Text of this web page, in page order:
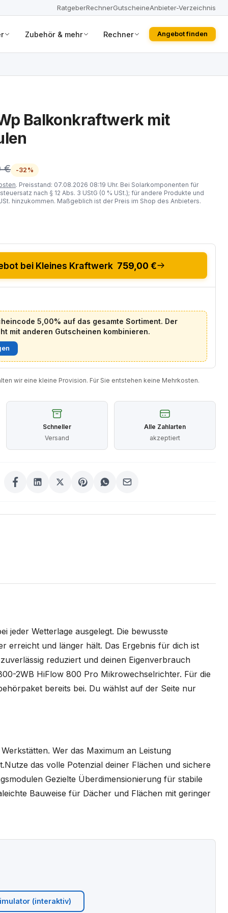
RatgeberRechnerGutscheineAnbieter-Verzeichnis
Zubehör & mehr Rechner Angebot finden
Balkonkraftwerk mit
€
-32%
. Preisstand: 07.08.2026 08:19 Uhr. Bei Solarkomponenten für
nach § 12 Abs. 3 UStG (0 % USt.); für andere Produkte und
hinzukommen. Maßgeblich ist der Preis im Shop des Anbieters.
bei Kleines Kraftwerk 759,00 €
5,00% auf das gesamte Sortiment. Der
mit anderen Gutscheinen kombinieren.
wir eine kleine Provision. Für Sie entstehen keine Mehrkosten.
Schneller
Versand
Alle Zahlarten
akzeptiert
jeder Wetterlage ausgelegt. Die bewusste
erreicht und länger hält. Das Ergebnis für dich ist
reduziert und deinen Eigenverbrauch
2WB HiFlow 800 Pro Mikrowechselrichter. Für die
bereits bei. Du wählst auf der Seite nur
Wer das Maximum an Leistung
das volle Potenzial deiner Flächen und sichere
Gezielte Überdimensionierung für stabile
Bauweise für Dächer und Flächen mit geringer
(interaktiv)